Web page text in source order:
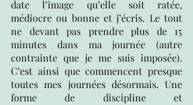
date l’image qu’elle soit ratée,
médiocre ou bonne et j’écris. Le tout
ne devant pas prendre plus de 15
minutes dans ma journée (autre
contrainte que je me suis imposée).
C’est ainsi que commencent presque
toutes mes journées désormais. Une
forme de discipline et